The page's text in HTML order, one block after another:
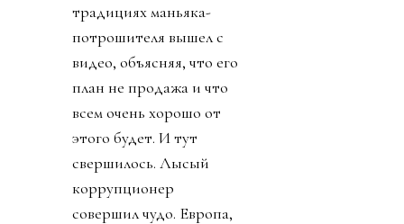
традициях маньяка-
потрошителя вышел с
видео, объясняя, что его
план не продажа и что
всем очень хорошо от
этого будет. И тут
свершилось. Лысый
коррупционер
совершил чудо. Европа,